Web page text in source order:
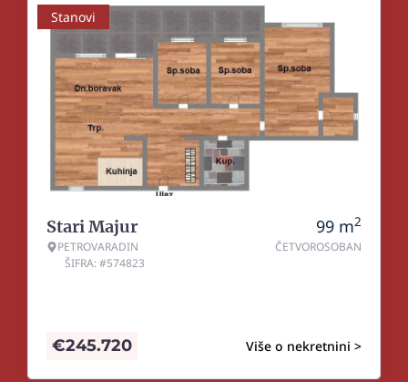
Stanovi
Stari Majur
PETROVARADIN
ŠIFRA: #574823
99 m2
ČETVOROSOBAN
Više o nekretnini >
€245.720